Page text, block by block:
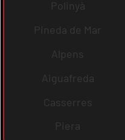
Polinyà
Pineda de Mar
Alpens
Aiguafreda
Casserres
Piera